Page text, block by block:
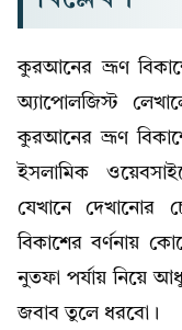
কুরআনের ভ্রূণ
অ্যাপোলজিস্ট
কুরআনের ভ্রূণ
ইসলামিক
যেখানে দেখানোর
বিকাশের বর্ণনায়
নুতফা পর্যায় নিয়ে
জবাব তুলে ধরবো।